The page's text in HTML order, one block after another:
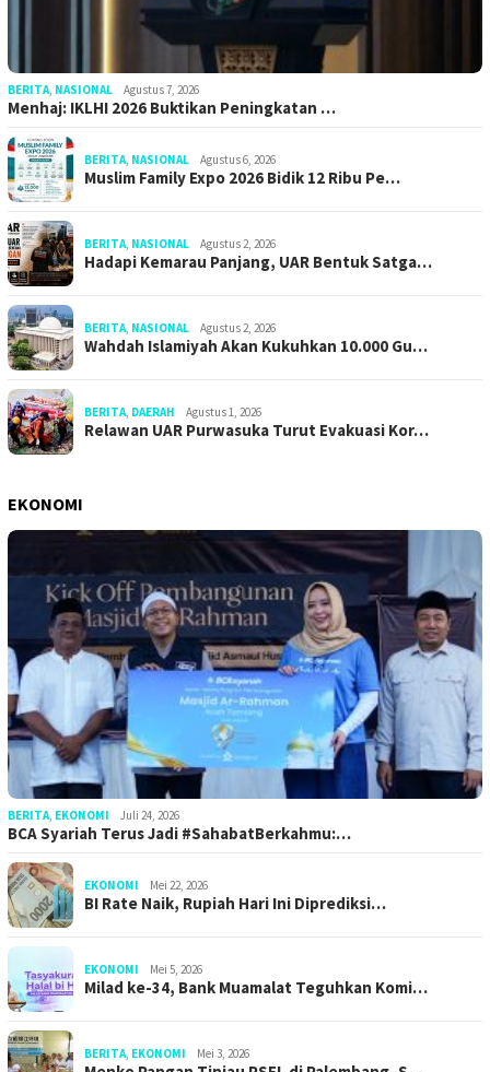
BERITA NASIONAL Agustus 7, 2026
Menhaj: IKLHI 2026 Buktikan Peningkatan …
BERITA NASIONAL Agustus 6, 2026
Muslim Family Expo 2026 Bidik 12 Ribu Pe…
BERITA NASIONAL Agustus 2, 2026
Hadapi Kemarau Panjang, UAR Bentuk Satga…
BERITA NASIONAL Agustus 2, 2026
Wahdah Islamiyah Akan Kukuhkan 10.000 Gu…
BERITA DAERAH Agustus 1, 2026
Relawan UAR Purwasuka Turut Evakuasi Kor…
EKONOMI
BERITA EKONOMI Juli 24, 2026
BCA Syariah Terus Jadi #SahabatBerkahmu:…
EKONOMI Mei 22, 2026
BI Rate Naik, Rupiah Hari Ini Diprediksi…
EKONOMI Mei 5, 2026
Milad ke-34, Bank Muamalat Teguhkan Komi…
BERITA EKONOMI Mei 3, 2026